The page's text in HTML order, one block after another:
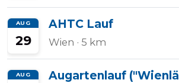
AUG
29
AHTC Lauf
Wien · 5 km
AUG Augartenlauf